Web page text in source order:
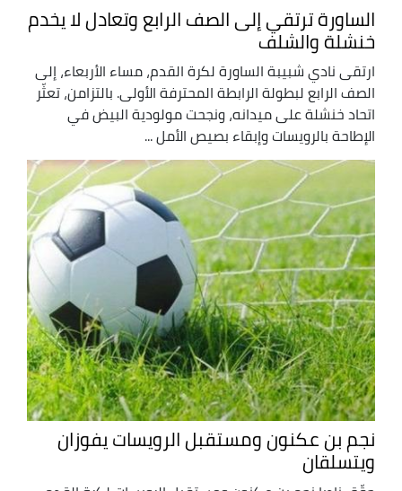
الساورة ترتقي إلى الصف الرابع وتعادل لا يخدم
خنشلة والشلف
ارتقى نادي شبيبة الساورة لكرة القدم، مساء الأربعاء، إلى
الصف الرابع لبطولة الرابطة المحترفة الأولى. بالتزامن، تعثّر
اتحاد خنشلة على ميدانه، ونجحت مولودية البيض في
الإطاحة بالرويسات وإبقاء بصيص الأمل ...
نجم بن عكنون ومستقبل الرويسات يفوزان
ويتسلقان